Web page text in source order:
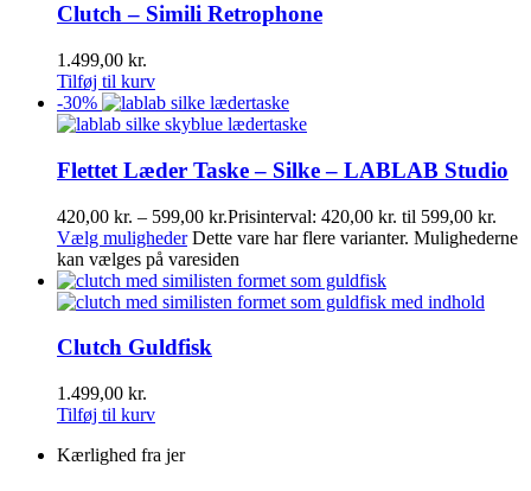
Clutch – Simili Retrophone
1.499,00 kr.
Tilføj til kurv
-30%
Flettet Læder Taske – Silke – LABLAB Studio
420,00 kr. – 599,00 kr.Prisinterval: 420,00 kr. til 599,00 kr.
Vælg muligheder Dette vare har flere varianter. Mulighederne
kan vælges på varesiden
Clutch Guldfisk
1.499,00 kr.
Tilføj til kurv
Kærlighed fra jer